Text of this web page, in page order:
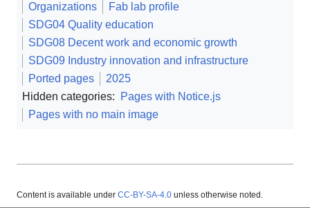
Organizations
Fab lab profile
SDG04 Quality education
SDG08 Decent work and economic growth
SDG09 Industry innovation and infrastructure
Ported pages
2025
Hidden categories:
Pages with Notice.js
Pages with no main image
Content is available under CC-BY-SA-4.0 unless otherwise noted.